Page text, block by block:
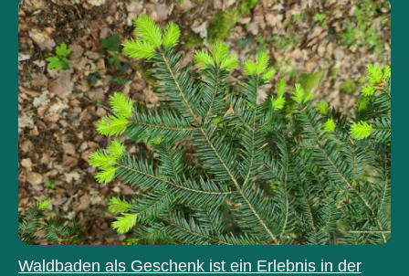
Waldbaden als Geschenk ist ein Erlebnis in der